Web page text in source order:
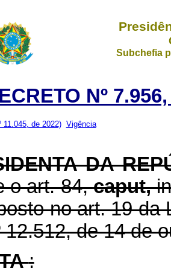
Subchefia
Nº
11.045, de 2022) Vigência
DA
o art. 84,caput,
no art. 19 da
12.512, de 14 de
: